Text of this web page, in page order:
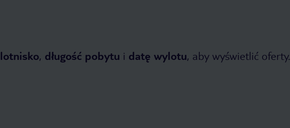
lotnisko, długość pobytu i datę wylotu, aby wyświetlić oferty.